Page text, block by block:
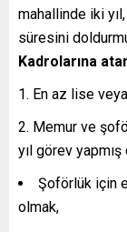
mahallinde iki
süresini
Kadrolarına
En az lise
Memur ve
yıl görev yapmış
Şoförlük için
olmak,